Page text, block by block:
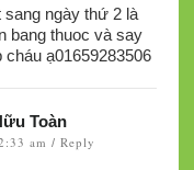
ngày thứ 2 là
bang thuoc và say
ạ01659283506
Toàn
am / Reply